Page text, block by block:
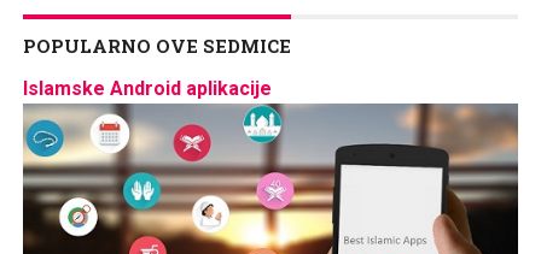
POPULARNO OVE SEDMICE
Islamske Android aplikacije